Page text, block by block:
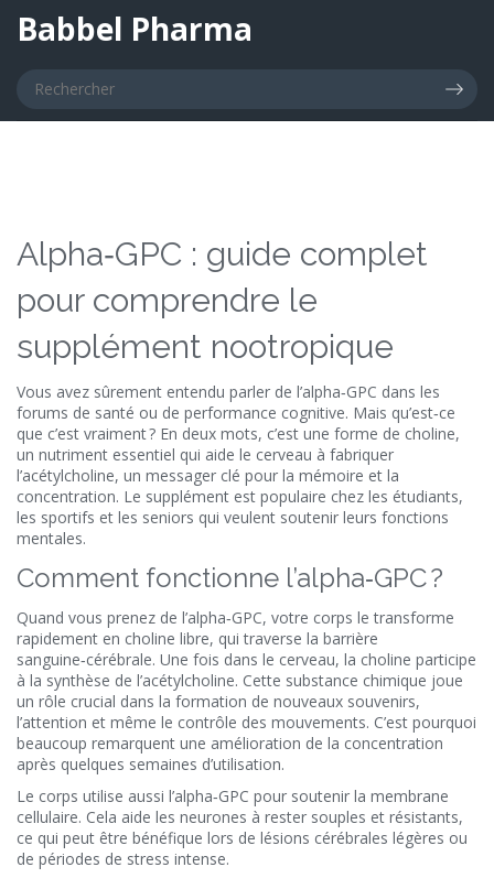
Babbel Pharma
Alpha‑GPC : guide complet
pour comprendre le
supplément nootropique
Vous avez sûrement entendu parler de l’alpha‑GPC dans les
forums de santé ou de performance cognitive. Mais qu’est‑ce
que c’est vraiment ? En deux mots, c’est une forme de choline,
un nutriment essentiel qui aide le cerveau à fabriquer
l’acétylcholine, un messager clé pour la mémoire et la
concentration. Le supplément est populaire chez les étudiants,
les sportifs et les seniors qui veulent soutenir leurs fonctions
mentales.
Comment fonctionne l’alpha‑GPC ?
Quand vous prenez de l’alpha‑GPC, votre corps le transforme
rapidement en choline libre, qui traverse la barrière
sanguine‑cérébrale. Une fois dans le cerveau, la choline participe
à la synthèse de l’acétylcholine. Cette substance chimique joue
un rôle crucial dans la formation de nouveaux souvenirs,
l’attention et même le contrôle des mouvements. C’est pourquoi
beaucoup remarquent une amélioration de la concentration
après quelques semaines d’utilisation.
Le corps utilise aussi l’alpha‑GPC pour soutenir la membrane
cellulaire. Cela aide les neurones à rester souples et résistants,
ce qui peut être bénéfique lors de lésions cérébrales légères ou
de périodes de stress intense.